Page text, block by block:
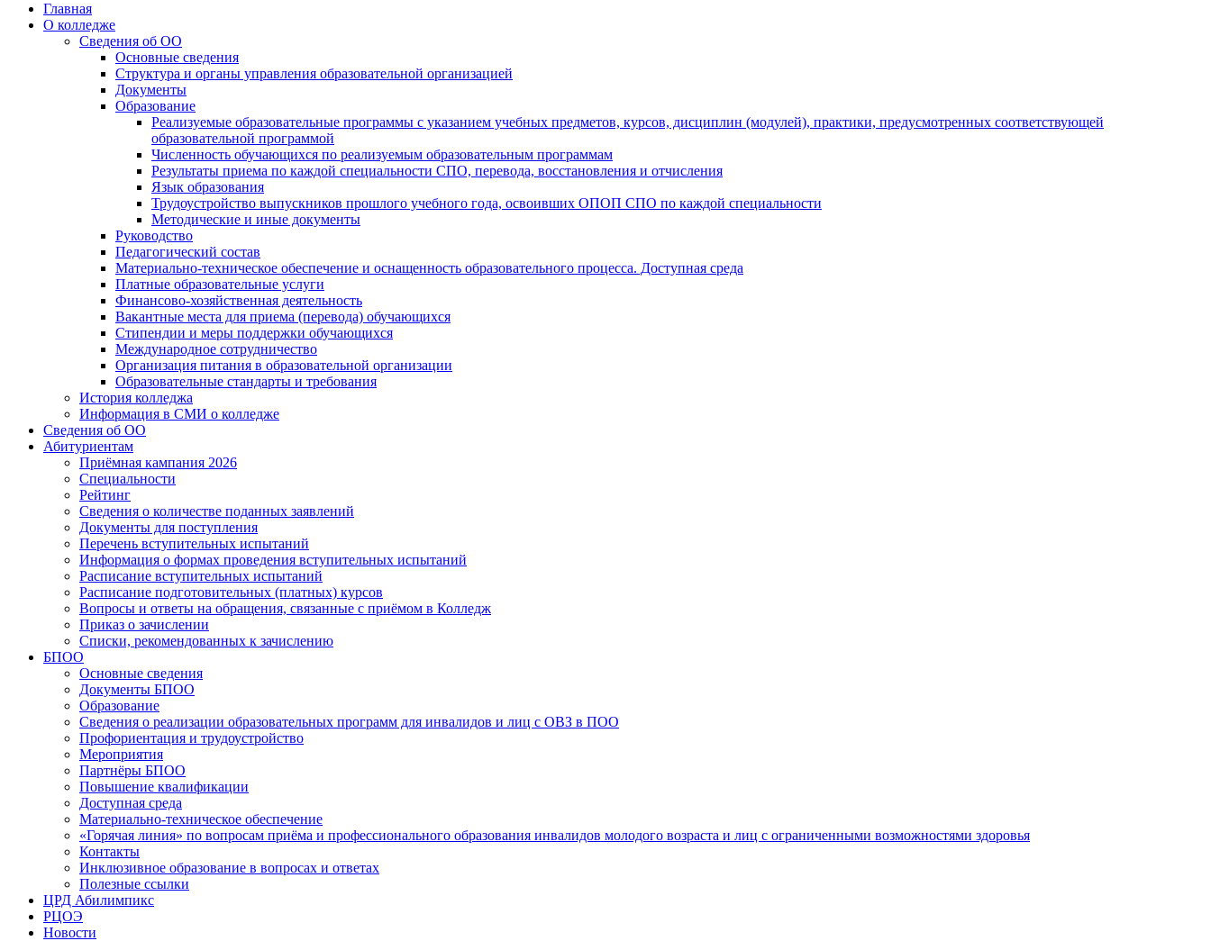
Главная
О колледже
Сведения об ОО
Основные сведения
Структура и органы управления образовательной организацией
Документы
Образование
Реализуемые образовательные программы с указанием учебных предметов, курсов, дисциплин (модулей), практики, предусмотренных соответствующей
образовательной программой
Численность обучающихся по реализуемым образовательным программам
Результаты приема по каждой специальности СПО, перевода, восстановления и отчисления
Язык образования
Трудоустройство выпускников прошлого учебного года, освоивших ОПОП СПО по каждой специальности
Методические и иные документы
Руководство
Педагогический состав
Материально-техническое обеспечение и оснащенность образовательного процесса. Доступная среда
Платные образовательные услуги
Финансово-хозяйственная деятельность
Вакантные места для приема (перевода) обучающихся
Стипендии и меры поддержки обучающихся
Международное сотрудничество
Организация питания в образовательной организации
Образовательные стандарты и требования
История колледжа
Информация в СМИ о колледже
Сведения об ОО
Абитуриентам
Приёмная кампания 2026
Специальности
Рейтинг
Сведения о количестве поданных заявлений
Документы для поступления
Перечень вступительных испытаний
Информация о формах проведения вступительных испытаний
Расписание вступительных испытаний
Расписание подготовительных (платных) курсов
Вопросы и ответы на обращения, связанные с приёмом в Колледж
Приказ о зачислении
Списки, рекомендованных к зачислению
БПОО
Основные сведения
Документы БПОО
Образование
Сведения о реализации образовательных программ для инвалидов и лиц с ОВЗ в ПОО
Профориентация и трудоустройство
Мероприятия
Партнёры БПОО
Повышение квалификации
Доступная среда
Материально-техническое обеспечение
«Горячая линия» по вопросам приёма и профессионального образования инвалидов молодого возраста и лиц с ограниченными возможностями здоровья
Контакты
Инклюзивное образование в вопросах и ответах
Полезные ссылки
ЦРД Абилимпикс
РЦОЭ
Новости